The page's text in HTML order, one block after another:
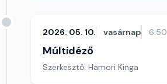
2026. 05. 10. vasárnap 6:50
Múltidéző
Szerkesztő: Hámori Kinga